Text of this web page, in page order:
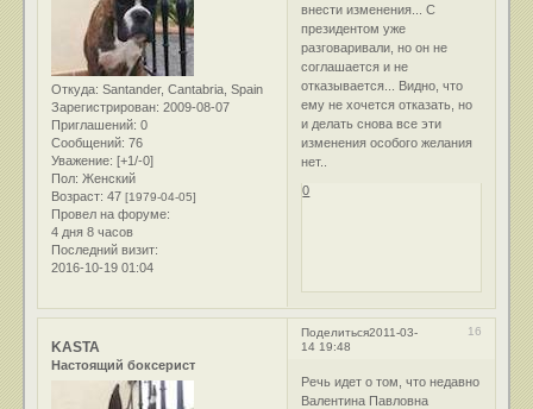
Откуда: Santander, Cantabria, Spain
Зарегистрирован: 2009-08-07
Приглашений: 0
Сообщений: 76
Уважение: [+1/-0]
Пол: Женский
Возраст: 47[1979-04-05]
Провел на форуме:
4 дня 8 часов
Последний визит:
2016-10-19 01:04
внести изменения... С
президентом уже
разговаривали, но он не
соглашается и не
отказывается... Видно, что
ему не хочется отказать, но
и делать снова все эти
изменения особого желания
нет..
0
Поделиться 16
2011-03-
14 19:48
KASTA
Настоящий боксерист
Речь идет о том, что недавно
Валентина Павловна